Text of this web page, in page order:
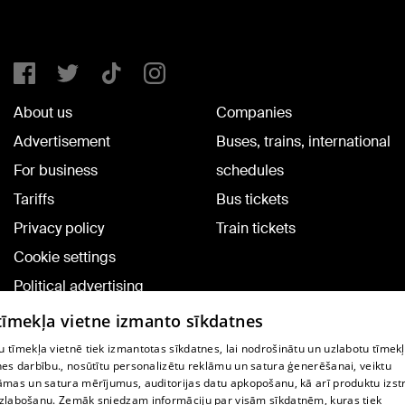
About us
Advertisement
For business
Tariffs
Privacy policy
Cookie settings
Political advertising
Cookie policy
Commenting terms
Companies
Buses, trains, international
schedules
Bus tickets
Train tickets
TV program
vietne izmanto sīkdatnes
tīmekļa vietnē tiek izmantotas sīkdatnes, lai nodrošinātu un uzlabotu
darbību., nosūtītu personalizētu reklāmu un satura ģenerēšanai, veiktu
un satura mērījumus, auditorijas datu apkopošanu, kā arī produktu
Zemāk sniedzam informāciju par visām sīkdatnēm, kuras tiek